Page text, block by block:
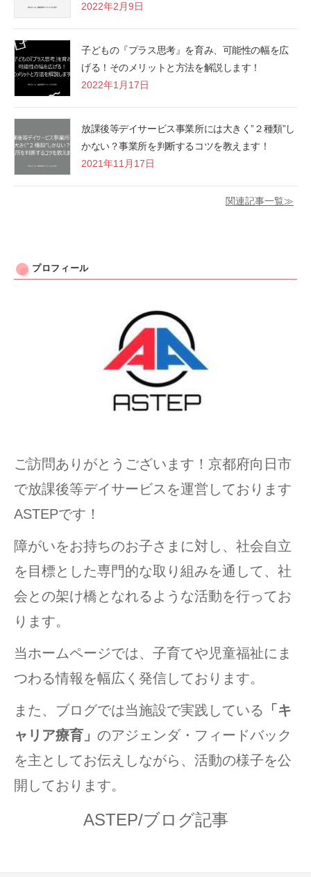
2022年2月9日
子どもの『プラス思考』を育み、可能性の幅を広
げる！そのメリットと方法を解説します！
2022年1月17日
放課後等デイサービス事業所には大きく”２種類”し
かない？事業所を判断するコツを教えます！
2021年11月17日
関連記事一覧≫
プロフィール
ご訪問ありがとうございます！京都府向日市
で放課後等デイサービスを運営しております
ASTEPです！
障がいをお持ちのお子さまに対し、社会自立
を目標とした専門的な取り組みを通して、社
会との架け橋となれるような活動を行ってお
ります。
当ホームページでは、子育てや児童福祉にま
つわる情報を幅広く発信しております。
また、ブログでは当施設で実践している 「キ
ャリア療育」 のアジェンダ・フィードバック
を主としてお伝えしながら、活動の様子を公
開しております。
ASTEP/ブログ記事